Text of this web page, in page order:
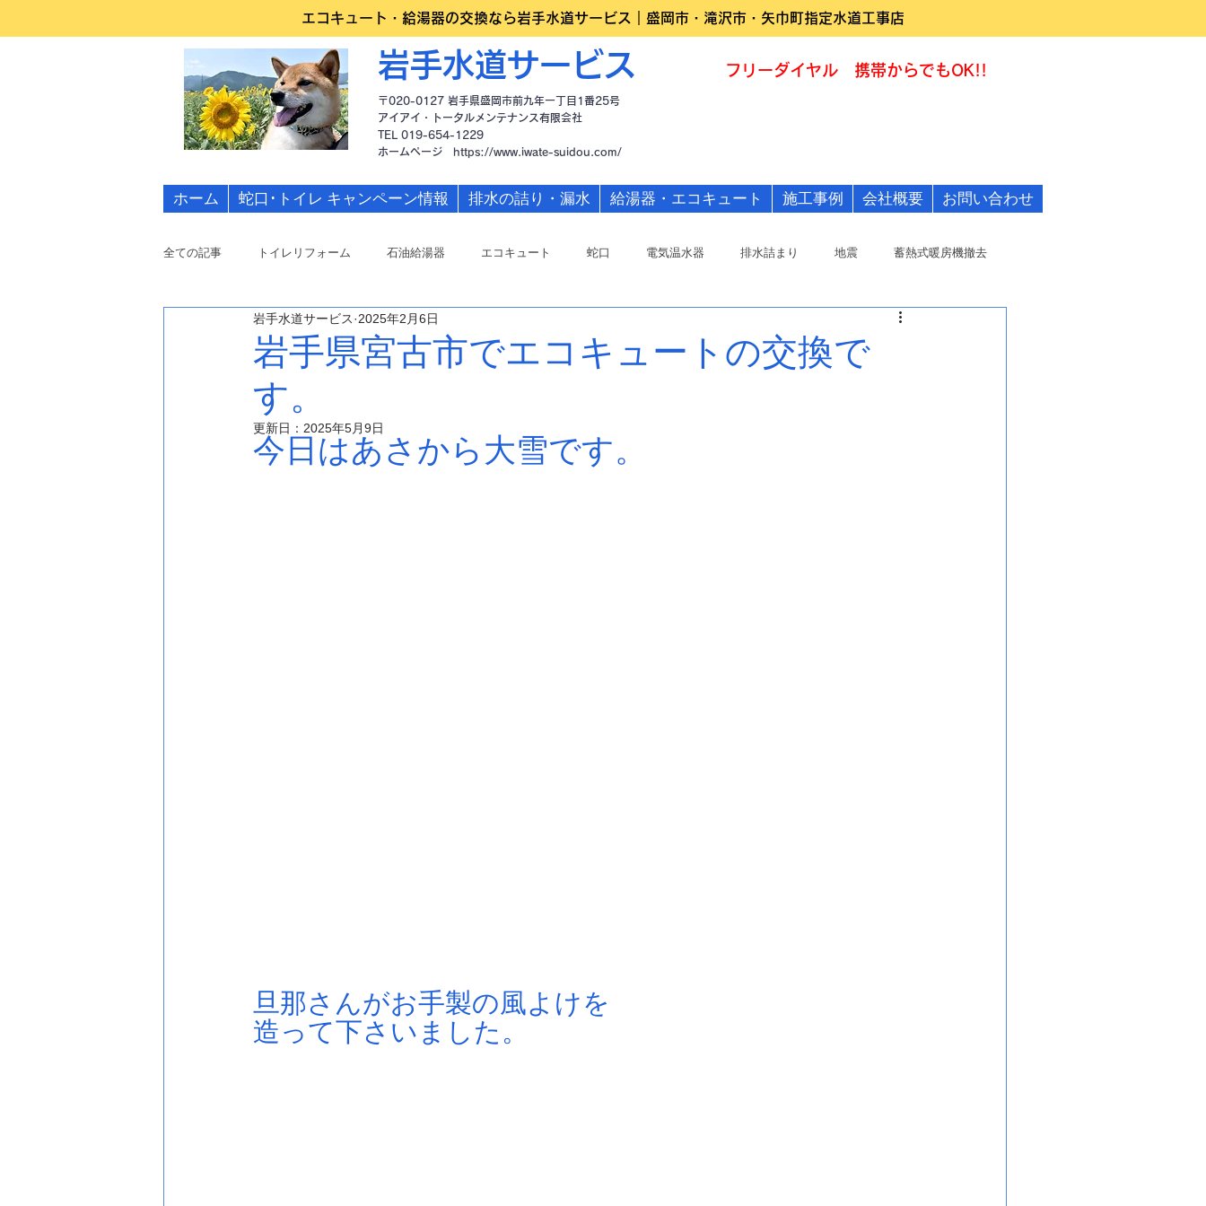
エコキュート・給湯器の交換なら岩手水道サービス｜盛岡市・滝沢市・矢巾町指定水道工事店
岩手水道サービス
〒020-0127 岩手県盛岡市前九年一丁目1番25号
アイアイ・トータルメンテナンス有限会社
TEL 019-654-1229
​ホームページ https://www.iwate-suidou.com/
フリーダイヤル 携帯からでもOK!!
ホーム 蛇口･トイレ キャンペーン情報 排水の詰り・漏水 給湯器・エコキュート 施工事例 会社概要 お問い合わせ
全ての記事 トイレリフォーム 石油給湯器 エコキュート 蛇口 電気温水器 排水詰まり 地震 蓄熱式暖房機撤去
岩手県宮古市でエコキュートの交換で
す。
岩手水道サービス 2025年2月6日
更新日： 2025年5月9日
今日はあさから大雪です。
旦那さんがお手製の風よけを
造って下さいました。